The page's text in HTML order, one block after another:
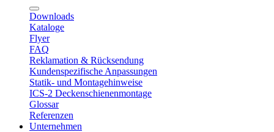
Downloads
Kataloge
Flyer
FAQ
Reklamation & Rücksendung
Kundenspezifische Anpassungen
Statik- und Montagehinweise
ICS-2 Deckenschienenmontage
Glossar
Referenzen
Unternehmen